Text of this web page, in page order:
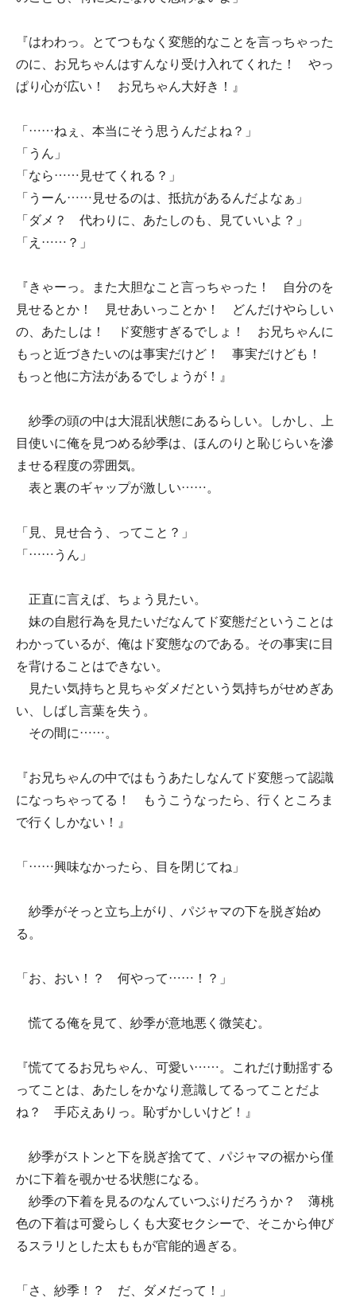
『はわわっ。とてつもなく変態的なことを言っちゃった
のに、お兄ちゃんはすんなり受け入れてくれた！ やっ
ぱり心が広い！ お兄ちゃん大好き！』
「……ねぇ、本当にそう思うんだよね？」
「うん」
「なら……見せてくれる？」
「うーん……見せるのは、抵抗があるんだよなぁ」
「ダメ？ 代わりに、あたしのも、見ていいよ？」
「え……？」
『きゃーっ。また大胆なこと言っちゃった！ 自分のを
見せるとか！ 見せあいっことか！ どんだけやらしい
の、あたしは！ ド変態すぎるでしょ！ お兄ちゃんに
もっと近づきたいのは事実だけど！ 事実だけども！
もっと他に方法があるでしょうが！』
紗季の頭の中は大混乱状態にあるらしい。しかし、上
目使いに俺を見つめる紗季は、ほんのりと恥じらいを滲
ませる程度の雰囲気。
表と裏のギャップが激しい……。
「見、見せ合う、ってこと？」
「……うん」
正直に言えば、ちょう見たい。
妹の自慰行為を見たいだなんてド変態だということは
わかっているが、俺はド変態なのである。その事実に目
を背けることはできない。
見たい気持ちと見ちゃダメだという気持ちがせめぎあ
い、しばし言葉を失う。
その間に……。
『お兄ちゃんの中ではもうあたしなんてド変態って認識
になっちゃってる！ もうこうなったら、行くところま
で行くしかない！』
「……興味なかったら、目を閉じてね」
紗季がそっと立ち上がり、パジャマの下を脱ぎ始め
る。
「お、おい！？ 何やって……！？」
慌てる俺を見て、紗季が意地悪く微笑む。
『慌ててるお兄ちゃん、可愛い……。これだけ動揺する
ってことは、あたしをかなり意識してるってことだよ
ね？ 手応えありっ。恥ずかしいけど！』
紗季がストンと下を脱ぎ捨てて、パジャマの裾から僅
かに下着を覗かせる状態になる。
紗季の下着を見るのなんていつぶりだろうか？ 薄桃
色の下着は可愛らしくも大変セクシーで、そこから伸び
るスラリとした太ももが官能的過ぎる。
「さ、紗季！？ だ、ダメだって！」